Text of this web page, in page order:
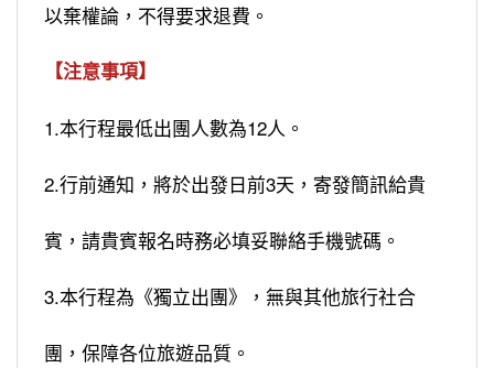
以棄權論，不得要求退費。
【注意事項】
1.本行程最低出團人數為12人。
2.行前通知，將於出發日前3天，寄發簡訊給貴
賓，請貴賓報名時務必填妥聯絡手機號碼。
3.本行程為《獨立出團》，無與其他旅行社合
團，保障各位旅遊品質。